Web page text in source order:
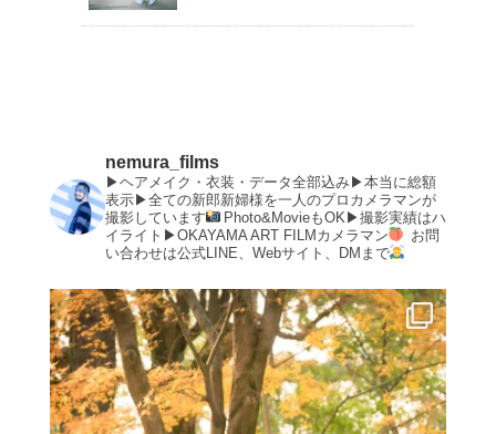
nemura_films
▶︎ヘアメイク・衣装・データ全部込み▶︎本当に総額
表示▶︎全ての新郎新婦様を一人のプロカメラマンが
撮影しています
Photo&MovieもOK▶︎撮影実績はハ
イライト▶︎OKAYAMA ART FILMカメラマン
お問
い合わせは公式LINE、Webサイト、DMまで